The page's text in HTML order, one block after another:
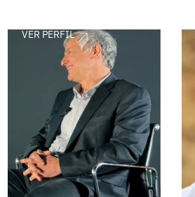
VER PERFIL